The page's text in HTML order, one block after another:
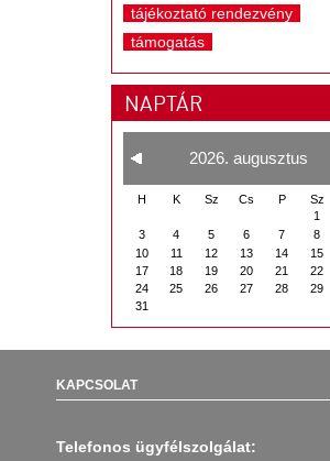
tájékoztató rendezvény
támogatás
NAPTÁR
2026. augusztus
H K Sz Cs P Sz
1
3
4 5 6 7 8
10
11 12 13 14 15
17
18 19 20 21 22
24
25 26 27 28 29
31
KAPCSOLAT
Telefonos ügyfélszolgálat: